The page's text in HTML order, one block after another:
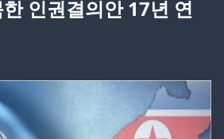
인권결의안 17년 연